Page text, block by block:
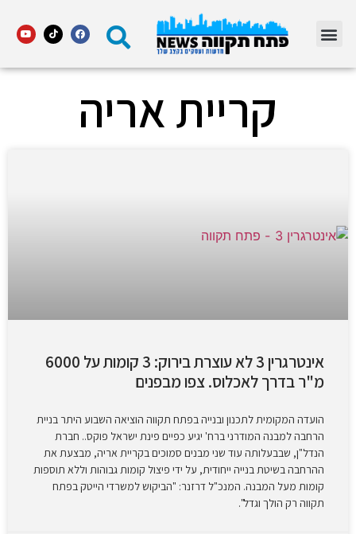
קריית אריה
אינטרגרין 3 לא עוצרת בירוק: 3 קומות על 6000
מ"ר בדרך לאכלוס. צפו מבפנים
הועדה המקומית לתכנון ובנייה בפתח תקווה הוציאה השבוע היתר בניית
הרחבה למבנה המודרני ברח' יגיע כפיים פינת ישראל פוקס.. חברת
הנדל"ן, שבבעלותה עוד שני מבנים סמוכים בקריית אריה, מבצעת את
ההרחבה בשיטת בנייה ייחודית, על ידי פיצול קומות גבוהות וללא תוספות
קומות מעל המבנה. המנכ"ל דרזנר: "הביקוש למשרדי הייטק בפתח
תקווה רק הולך וגדל".